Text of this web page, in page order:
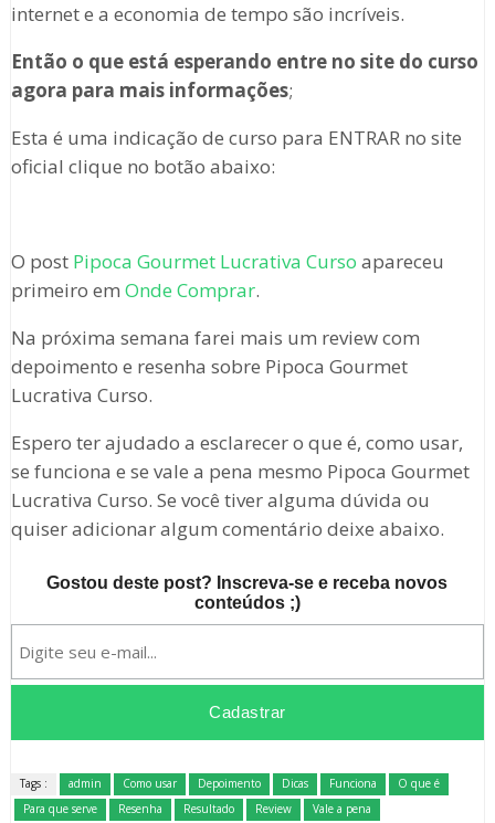
internet e a economia de tempo são incríveis.
Então o que está esperando entre no site do curso
agora para mais informações;
Esta é uma indicação de curso para ENTRAR no site
oficial clique no botão abaixo:
O post Pipoca Gourmet Lucrativa Curso apareceu
primeiro em Onde Comprar.
Na próxima semana farei mais um review com
depoimento e resenha sobre Pipoca Gourmet
Lucrativa Curso.
Espero ter ajudado a esclarecer o que é, como usar,
se funciona e se vale a pena mesmo Pipoca Gourmet
Lucrativa Curso. Se você tiver alguma dúvida ou
quiser adicionar algum comentário deixe abaixo.
Gostou deste post? Inscreva-se e receba novos
conteúdos ;)
Tags : admin Como usar Depoimento Dicas Funciona
O que é
Para que serve
Resenha Resultado Review Vale a pena